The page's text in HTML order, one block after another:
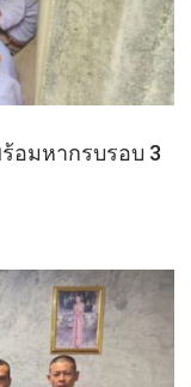
อมหากรบรอบ 3